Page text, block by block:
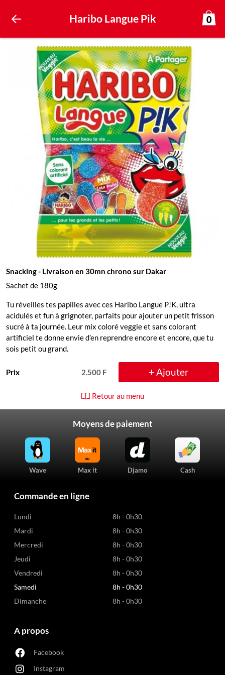
Haribo Langue Pik 0
Snacking- Livraison en 30mn chrono sur Dakar
Sachet de 180g
Tu réveilles tes papilles avec ces Haribo Langue P!K, ultra
acidulés et fun à grignoter, parfaits pour ajouter un petit frisson
sucré à ta journée. Leur mix coloré veggie et sans colorant
artificiel te donne envie d’en reprendre encore et encore, que tu
sois petit ou grand.
Prix 2.500 F + Ajouter
Retour au menu
Moyens de paiement
Wave Max it Djamo Cash
Commande en ligne
Lundi
8h - 0h30
Mardi
8h - 0h30
Mercredi
8h - 0h30
Jeudi
8h - 0h30
Vendredi
8h - 0h30
Samedi
8h - 0h30
Dimanche
8h - 0h30
A propos
Facebook
Instagram